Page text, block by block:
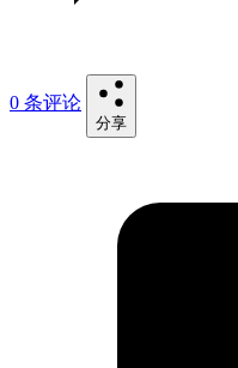
0 条评论
分享